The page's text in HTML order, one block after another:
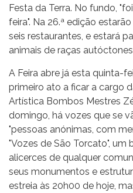
Festa da Terra. No fundo,
feira". Na 26.ª edição
seis restaurantes, e estará
animais de raças
A Feira abre já esta quinta-
primeiro ato a ficar a cargo
Artística Bombos Mestres
domingo, há vozes que se
"pessoas anónimas, com
"Vozes de São Torcato", um
alicerces de qualquer
seus monumentos e
estreia às 20h00 de hoje,